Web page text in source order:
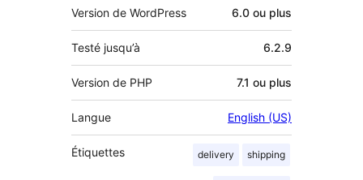
Version de WordPress 6.0 ou plus
Testé jusqu’à 6.2.9
Version de PHP 7.1 ou plus
Langue English (US)
Étiquettes delivery shipping